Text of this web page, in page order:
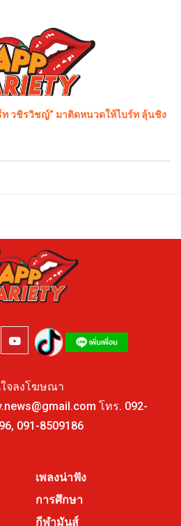
วชิรวิชญ์” มาติดหนวดให้ไบร์ท ลุ้นชิง
จลงโฆษณา
โทร. 092-
, 091-8509186
เพลงน่าฟัง
การศึกษา
กีฬามันส์